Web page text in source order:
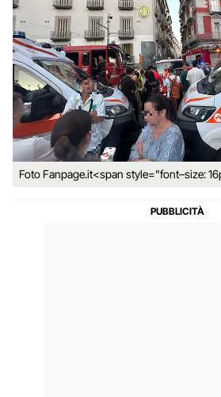
Foto Fanpage.it<span style="font–size: